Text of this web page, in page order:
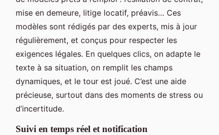
mise en demeure, litige locatif, préavis… Ces
modèles sont rédigés par des experts, mis à jour
régulièrement, et conçus pour respecter les
exigences légales. En quelques clics, on adapte le
texte à sa situation, on remplit les champs
dynamiques, et le tour est joué. C’est une aide
précieuse, surtout dans des moments de stress ou
d’incertitude.
Suivi en temps réel et notification